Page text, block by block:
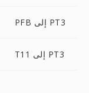
PFB إلى PT3
T11 إلى PT3